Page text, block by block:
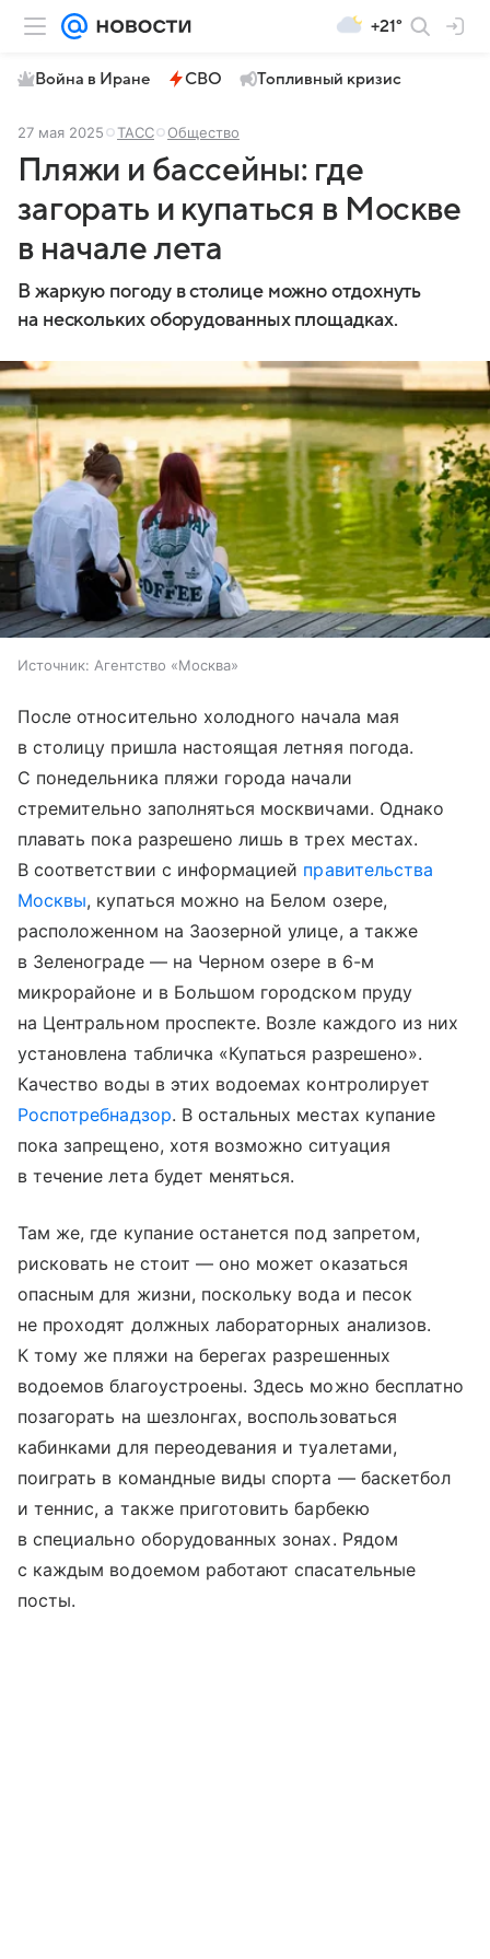
+21°
Война в Иране СВО Топливный кризис
27 мая 2025 ТАСС Общество
Пляжи и бассейны: где
загорать и купаться в Москве
в начале лета
В жаркую погоду в столице можно отдохнуть
на нескольких оборудованных площадках.
Источник: Агентство «Москва»
После относительно холодного начала мая
в столицу пришла настоящая летняя погода.
С понедельника пляжи города начали
стремительно заполняться москвичами. Однако
плавать пока разрешено лишь в трех местах.
В соответствии с информацией правительства
Москвы, купаться можно на Белом озере,
расположенном на Заозерной улице, а также
в Зеленограде — на Черном озере в 6-м
микрорайоне и в Большом городском пруду
на Центральном проспекте. Возле каждого из них
установлена табличка «Купаться разрешено».
Качество воды в этих водоемах контролирует
Роспотребнадзор. В остальных местах купание
пока запрещено, хотя возможно ситуация
в течение лета будет меняться.
Там же, где купание останется под запретом,
рисковать не стоит — оно может оказаться
опасным для жизни, поскольку вода и песок
не проходят должных лабораторных анализов.
К тому же пляжи на берегах разрешенных
водоемов благоустроены. Здесь можно бесплатно
позагорать на шезлонгах, воспользоваться
кабинками для переодевания и туалетами,
поиграть в командные виды спорта — баскетбол
и теннис, а также приготовить барбекю
в специально оборудованных зонах. Рядом
с каждым водоемом работают спасательные
посты.